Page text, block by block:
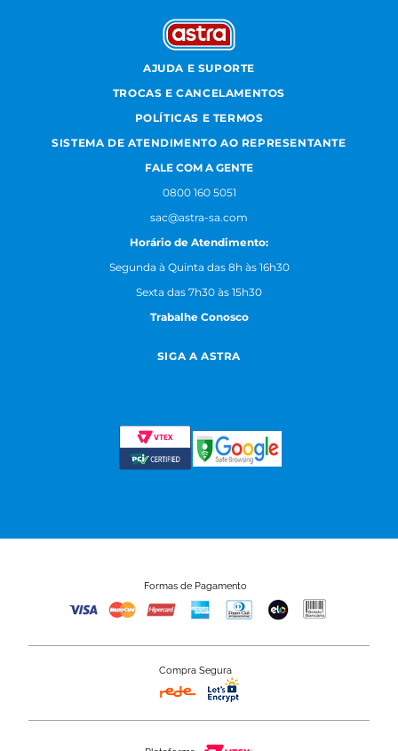
AJUDA E SUPORTE
TROCAS E CANCELAMENTOS
POLÍTICAS E TERMOS
SISTEMA DE ATENDIMENTO AO REPRESENTANTE
FALE COM A GENTE
0800 160 5051
sac@astra-sa.com
Horário de Atendimento:
Segunda à Quinta das 8h às 16h30
Sexta das 7h30 às 15h30
Trabalhe Conosco
SIGA A ASTRA
Formas de Pagamento
Compra Segura